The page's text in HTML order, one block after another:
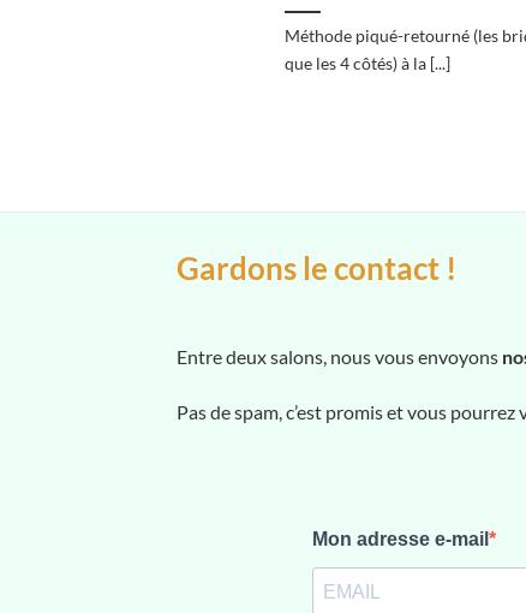
Méthode piqué-retourné (les
que les 4 côtés) à la [...]
Gardons le contact !
Entre deux salons, nous vous envoyons
Pas de spam, c’est promis et vous